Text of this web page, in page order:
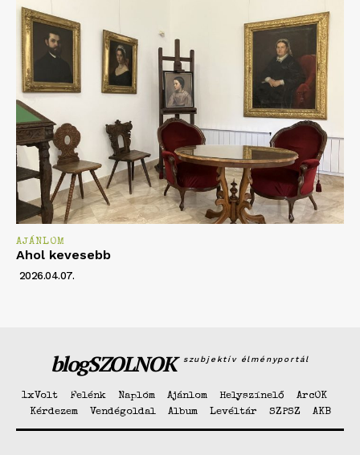
AJÁNLOM
Ahol kevesebb
2026.04.07.
blogSZOLNOK szubjektív élményportál
1xVolt Felénk Naplóm Ajánlom Helyszínelő
ArcOK
Kérdezem
Vendégoldal Album Levéltár SZPSZ AKB